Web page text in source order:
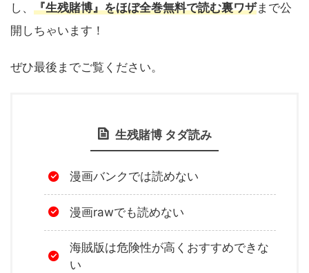
し、 『生残賭博』をほぼ全巻無料で読む裏ワザまで公
開しちゃいます！
ぜひ最後までご覧ください。
生残賭博 タダ読み
漫画バンクでは読めない
漫画rawでも読めない
海賊版は危険性が高くおすすめできな
い